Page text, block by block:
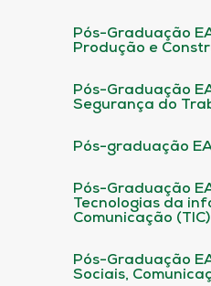
Pós-Graduação
Produção e
Pós-Graduação
Segurança do
Pós-graduação
Pós-Graduação
Tecnologias da
Comunicação (TIC)
Pós-Graduação
Sociais,